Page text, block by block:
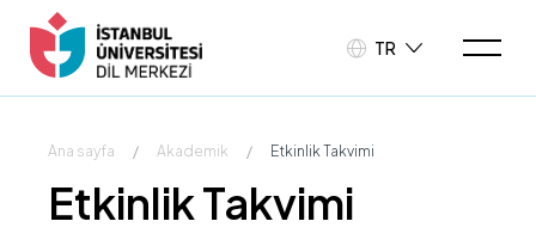
TR
Ana sayfa / Akademik / Etkinlik Takvimi
Etkinlik Takvimi